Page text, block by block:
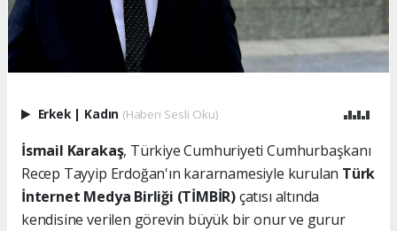
Erkek | Kadın (Haberi Sesli Oku)
İsmail Karakaş, Türkiye Cumhuriyeti Cumhurbaşkanı
Recep Tayyip Erdoğan'ın kararnamesiyle kurulan Türk
İnternet Medya Birliği (TİMBİR)çatısı altında
kendisine verilen görevin büyük bir onur ve gurur